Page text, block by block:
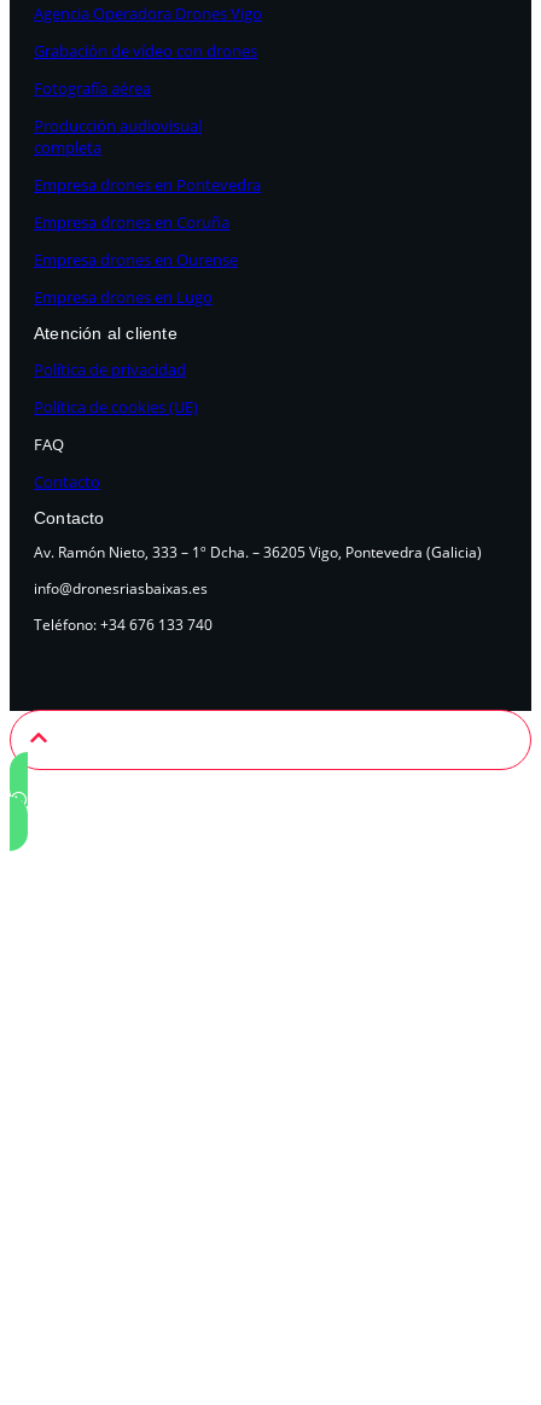
Agencia Operadora Drones Vigo
Grabación de vídeo con drones
Fotografía aérea
Producción audiovisual
completa
Empresa drones en Pontevedra
Empresa drones en Coruña
Empresa drones en Ourense
Empresa drones en Lugo
Atención al cliente
Política de privacidad
Política de cookies (UE)
FAQ
Contacto
Contacto
Av. Ramón Nieto, 333 – 1º Dcha. – 36205 Vigo, Pontevedra (Galicia)
info@dronesriasbaixas.es
Teléfono: +34 676 133 740